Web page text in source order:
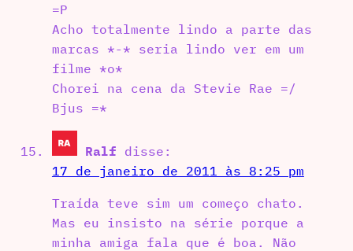
=P
Acho totalmente lindo a parte das
marcas *-* seria lindo ver em um
filme *o*
Chorei na cena da Stevie Rae =/
Bjus =*
Ralf disse:
17 de janeiro de 2011 às 8:25 pm
Traída teve sim um começo chato.
Mas eu insisto na série porque a
minha amiga fala que é boa. Não